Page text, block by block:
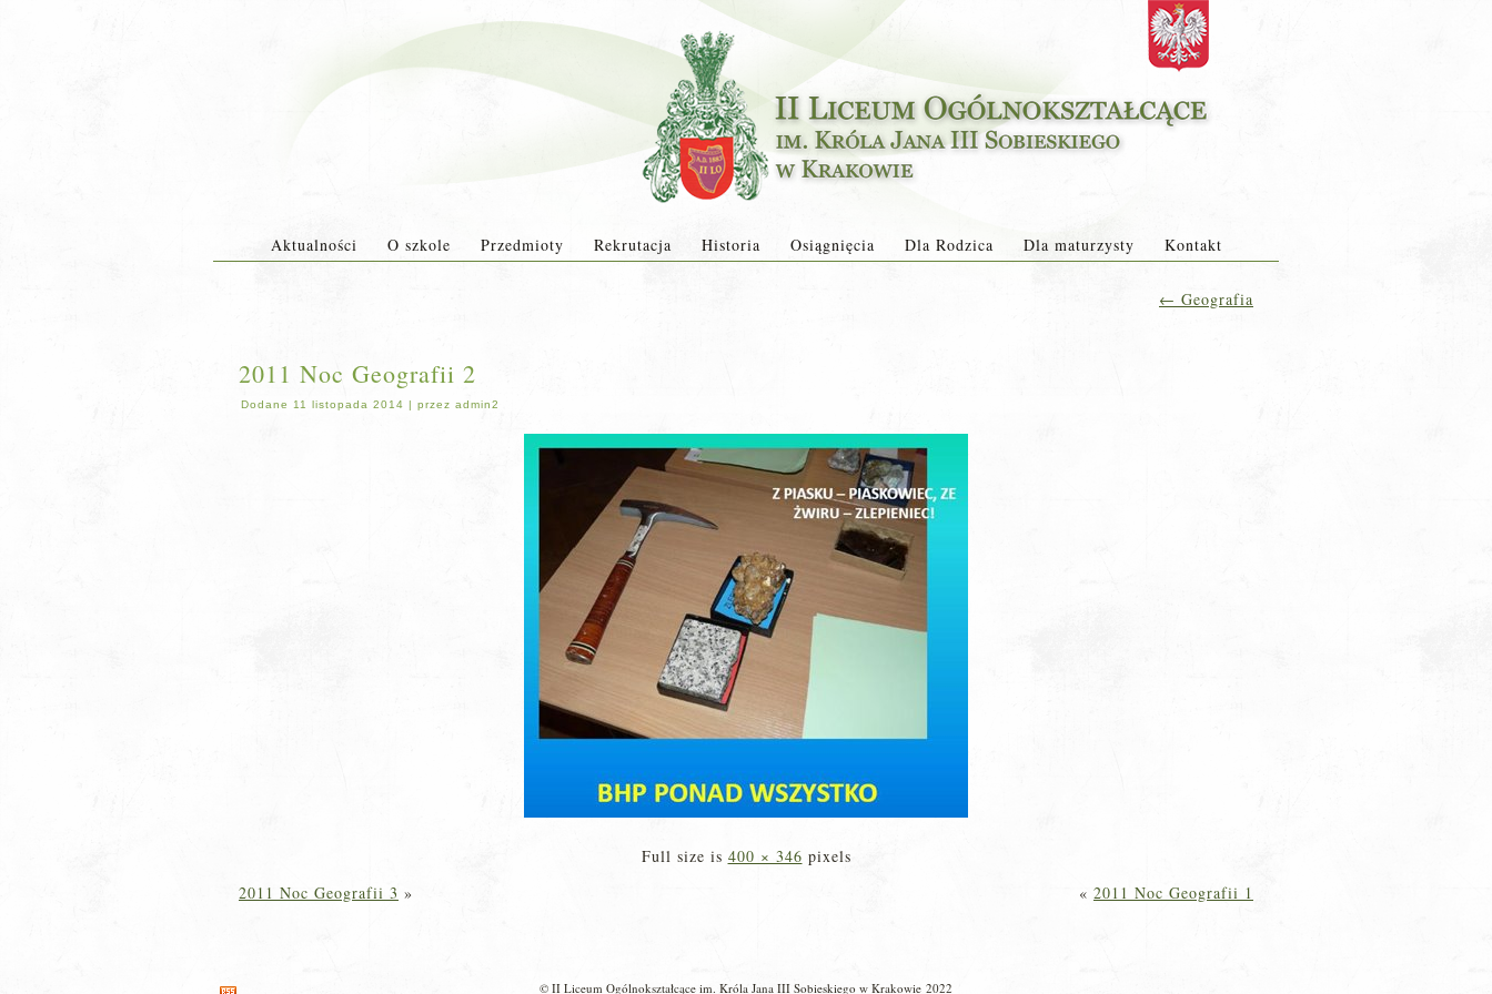
Aktualności O szkole Przedmioty Rekrutacja Historia Osiągnięcia Dla Rodzica Dla maturzysty Kontakt
← Geografia
2011 Noc Geografii 2
Dodane 11 listopada 2014 | przez admin2
Full size is 400 × 346 pixels
2011 Noc Geografii 3 » « 2011 Noc Geografii 1
© II Liceum Ogólnokształcące im. Króla Jana III Sobieskiego w Krakowie 2022